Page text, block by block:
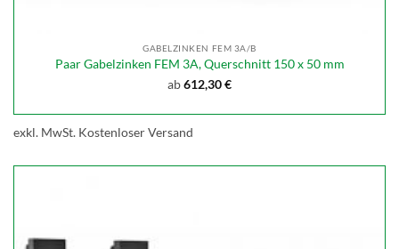
GABELZINKEN FEM 3A/B
Paar Gabelzinken FEM 3A, Querschnitt 150 x 50 mm
ab612,30€
exkl. MwSt. Kostenloser Versand